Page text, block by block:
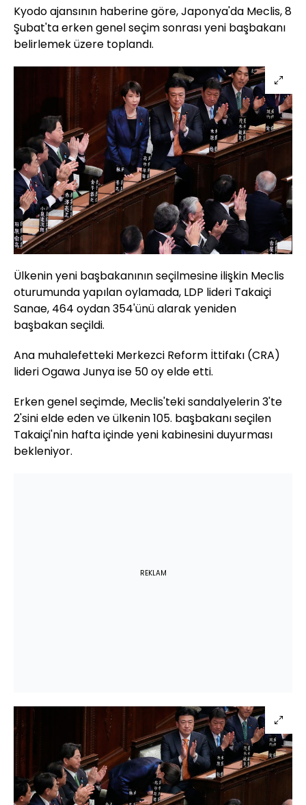
Kyodo ajansının haberine göre, Japonya'da Meclis, 8
Şubat'ta erken genel seçim sonrası yeni başbakanı
belirlemek üzere toplandı.
Ülkenin yeni başbakanının seçilmesine ilişkin Meclis
oturumunda yapılan oylamada, LDP lideri Takaiçi
Sanae, 464 oydan 354'ünü alarak yeniden
başbakan seçildi.
Ana muhalefetteki Merkezci Reform İttifakı (CRA)
lideri Ogawa Junya ise 50 oy elde etti.
Erken genel seçimde, Meclis'teki sandalyelerin 3'te
2'sini elde eden ve ülkenin 105. başbakanı seçilen
Takaiçi'nin hafta içinde yeni kabinesini duyurması
bekleniyor.
REKLAM